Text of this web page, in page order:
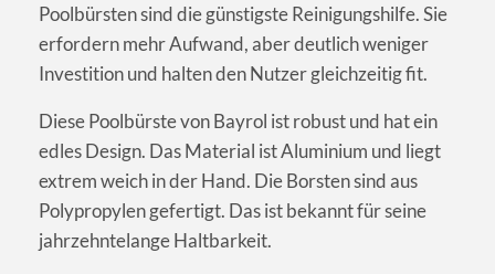
Poolbürsten sind die günstigste Reinigungshilfe. Sie
erfordern mehr Aufwand, aber deutlich weniger
Investition und halten den Nutzer gleichzeitig fit.
Diese Poolbürste von Bayrol ist robust und hat ein
edles Design. Das Material ist Aluminium und liegt
extrem weich in der Hand. Die Borsten sind aus
Polypropylen gefertigt. Das ist bekannt für seine
jahrzehntelange Haltbarkeit.